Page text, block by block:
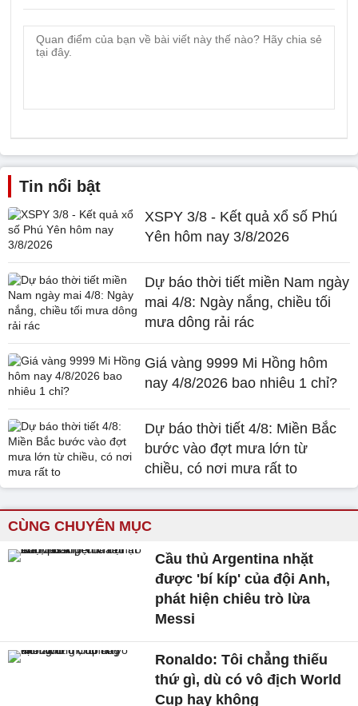
Tin nổi bật
XSPY 3/8 - Kết quả xổ số Phú
Yên hôm nay 3/8/2026
Dự báo thời tiết miền Nam ngày
mai 4/8: Ngày nắng, chiều tối
mưa dông rải rác
Giá vàng 9999 Mi Hồng hôm
nay 4/8/2026 bao nhiêu 1 chỉ?
Dự báo thời tiết 4/8: Miền Bắc
bước vào đợt mưa lớn từ
chiều, có nơi mưa rất to
CÙNG CHUYÊN MỤC
Cầu thủ Argentina nhặt
được 'bí kíp' của đội Anh,
phát hiện chiêu trò lừa
Messi
Ronaldo: Tôi chẳng thiếu
thứ gì, dù có vô địch World
Cup hay không